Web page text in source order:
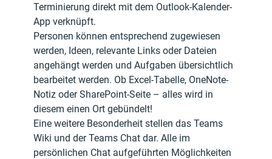
Terminierung direkt mit dem Outlook-Kalender-
App verknüpft.
Personen können entsprechend zugewiesen
werden, Ideen, relevante Links oder Dateien
angehängt werden und Aufgaben übersichtlich
bearbeitet werden. Ob Excel-Tabelle, OneNote-
Notiz oder SharePoint-Seite – alles wird in
diesem einen Ort gebündelt!
Eine weitere Besonderheit stellen das Teams
Wiki und der Teams Chat dar. Alle im
persönlichen Chat aufgeführten Möglichkeiten